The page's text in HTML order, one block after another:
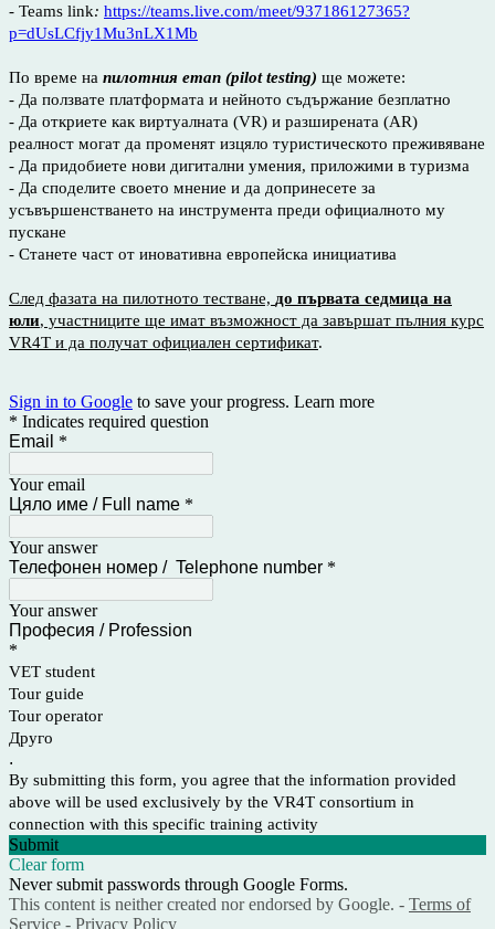
- Teams link: https://teams.live.com/meet/937186127365?
p=dUsLCfjy1Mu3nLX1Mb
По време на пилотния етап (pilot testing) ще можете:
- Да ползвате платформата и нейното съдържание безплатно
- Да откриете как виртуалната (VR) и разширената (AR)
реалност могат да променят изцяло туристическото преживяване
- Да придобиете нови дигитални умения, приложими в туризма
- Да споделите своето мнение и да допринесете за
усъвършенстването на инструмента преди официалното му
пускане
- Станете част от иновативна европейска инициатива
След фазата на пилотното тестване, до първата седмица на
юли, участниците ще имат възможност да завършат пълния курс
VR4T и да получат официален сертификат.
Sign in to Google to save your progress. Learn more
* Indicates required question
Email *
Your email
Цяло име / Full name *
Your answer
Телефонен номер / Telephone number *
Your answer
Професия / Profession
*
VET student
Tour guide
Tour operator
Друго
.
By submitting this form, you agree that the information provided
above will be used exclusively by the VR4T consortium in
connection with this specific training activity
Submit
Clear form
Never submit passwords through Google Forms.
This content is neither created nor endorsed by Google. - Terms of
Service - Privacy Policy